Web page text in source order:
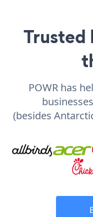
Trusted
POWR has
(besides